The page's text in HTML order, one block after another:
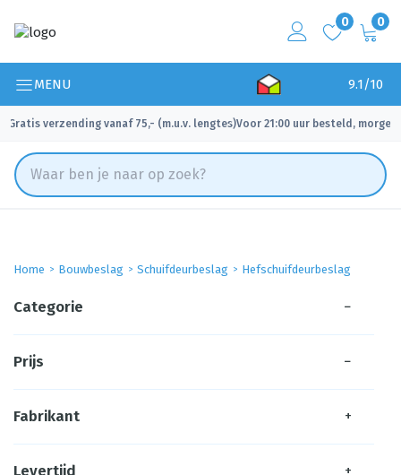
0 0
MENU 9.1/10
Gratis verzending vanaf 75,- (m.u.v. lengtes)
✓ Voor 21:00 uur besteld, morgen
Home Bouwbeslag Schuifdeurbeslag Hefschuifdeurbeslag
Categorie −
Prijs −
Fabrikant +
Levertijd +